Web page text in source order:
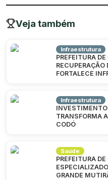
Veja também
Infraestrutura
PREFEITURA
FORTALECE
Infraestrutura
TRANSFORMA
CODÓ
Saúde
PREFEITURA
GRANDE